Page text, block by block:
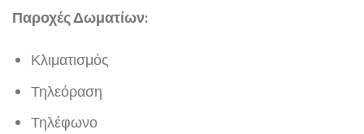
Παροχές Δωματίων:
Κλιματισμός
Τηλεόραση
Τηλέφωνο